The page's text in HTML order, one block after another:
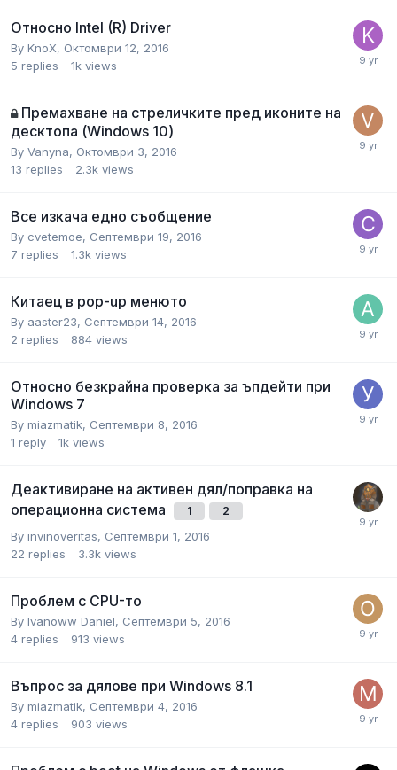
Относно Intel (R) Driver
By KnoX, Октомври 12, 2016
5 replies 1k views
Премахване на стреличките пред иконите на
десктопа (Windows 10)
By Vanyna, Октомври 3, 2016
13 replies 2.3k views
Все изкача едно съобщение
By cvetemoe, Септември 19, 2016
7 replies 1.3k views
Китаец в pop-up менюто
By aaster23, Септември 14, 2016
2 replies 884 views
Относно безкрайна проверка за ъпдейти при
Windows 7
By miazmatik, Септември 8, 2016
1 reply 1k views
Деактивиране на активен дял/поправка на
операционна система
1 2
By invinoveritas, Септември 1, 2016
22 replies 3.3k views
Проблем с CPU-то
By Ivanoww Daniel, Септември 5, 2016
4 replies 913 views
Въпрос за дялове при Windows 8.1
By miazmatik, Септември 4, 2016
4 replies 903 views